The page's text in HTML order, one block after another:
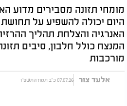
מומחי תזונה מסבירים מדוע
היום יכולה להשפיע על
האנרגיה והצלחת תהליך
המנצח כולל חלבון, סיבים
מורכבות
אלעד צור 07.07.26 כ"ב תמוז התשפ"ו